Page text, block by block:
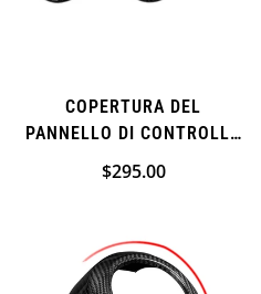
COPERTURA DEL
PANNELLO DI CONTROLLO
FIBRA DI CARBONIO PER
(AGGIUNTIVO)
Prezzo
$295.00